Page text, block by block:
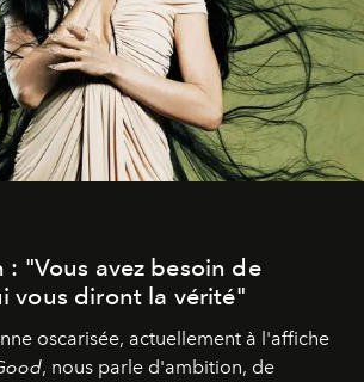
: "Vous avez besoin de
vous diront la vérité"
oscarisée, actuellement à l'affiche
, nous parle d'ambition, de